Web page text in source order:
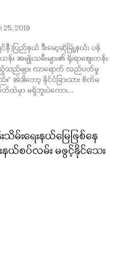
25, 2019
)ပြည်နယ် ဒီးမော့ဆိုမြို့နယ်၊ ပန်
အမျိုးသမီးများ၏ ရိုးရာဈေးတန်း
ည့်သည်များ လာရောက် လည်ပတ်မှု
အဲဒါတော့ နိုင်ငံခြားသား စိတ်မ
တ်ထဲမှာ မရှိဘူးပဲကော၊...
းရေးနယ်မြေဖြစ်နေ
စပ်လမ်း မဖွင့်နိုင်သေး